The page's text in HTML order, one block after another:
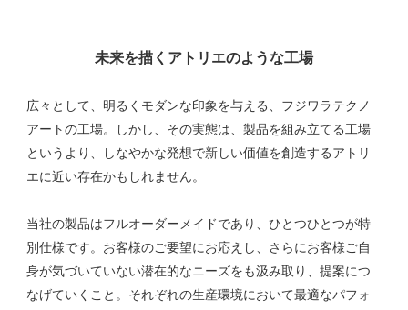
未来を描くアトリエのような工場
広々として、明るくモダンな印象を与える、フジワラテクノ
アートの工場。しかし、その実態は、製品を組み立てる工場
というより、しなやかな発想で新しい価値を創造するアトリ
エに近い存在かもしれません。
当社の製品はフルオーダーメイドであり、ひとつひとつが特
別仕様です。お客様のご要望にお応えし、さらにお客様ご自
身が気づいていない潜在的なニーズをも汲み取り、提案につ
なげていくこと。それぞれの生産環境において最適なパフォ